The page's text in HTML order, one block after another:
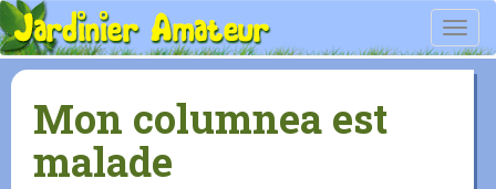
Mon columnea est
malade